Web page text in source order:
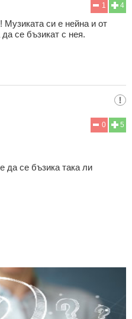
4
1
си е нейна и от
се бъзикат с нея.
5
0
да се бъзика така ли